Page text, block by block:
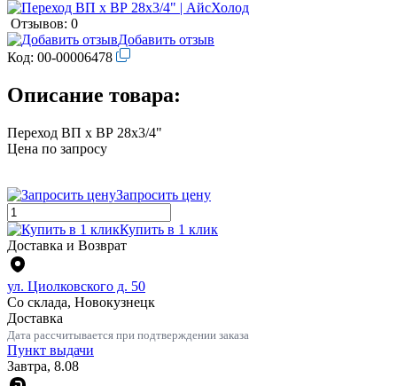
Отзывов: 0
Добавить отзыв
Код: 00-00006478
Описание товара:
Переход ВП х ВР 28х3/4"
Цена по запросу
Запросить цену
Купить в 1 клик
Доставка и Возврат
ул. Циолковского д. 50
Со склада, Новокузнецк
Доставка
Дата рассчитывается при подтверждении заказа
Пункт выдачи
Завтра, 8.08